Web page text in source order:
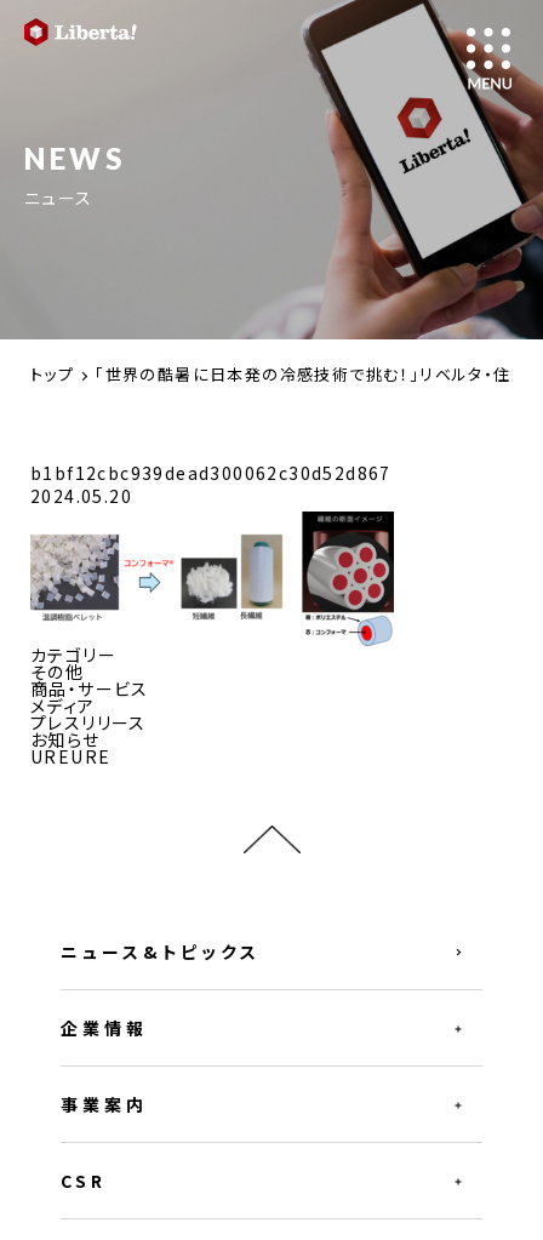
NEWS
ニュース
トップ 「世界の酷暑に日本発の冷感技術で挑む！」リベルタ・住
b1bf12cbc939dead300062c30d52d867
2024.05.20
カテゴリー
その他
商品・サービス
メディア
プレスリリース
お知らせ
UREURE
ニュース&トピックス
企業情報
事業案内
CSR